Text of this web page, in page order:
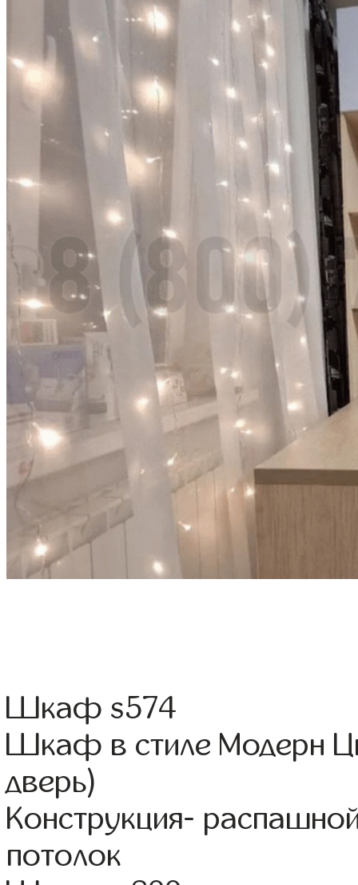
Шкаф s574
Шкаф в стиле Модерн
дверь)
Конструкция-
потолок